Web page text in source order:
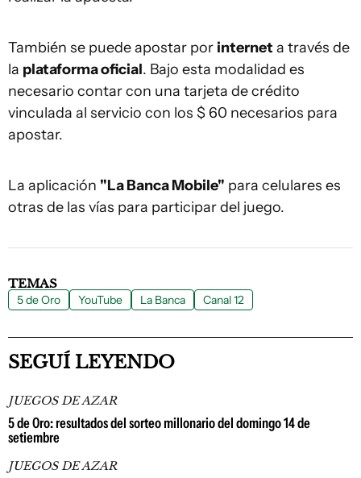
También se puede apostar por internet a través de
la plataforma oficial. Bajo esta modalidad es
necesario contar con una tarjeta de crédito
vinculada al servicio con los $ 60 necesarios para
apostar.
La aplicación "La Banca Mobile" para celulares es
otras de las vías para participar del juego.
TEMAS
5 de Oro YouTube La Banca Canal 12
SEGUÍ LEYENDO
JUEGOS DE AZAR
5 de Oro: resultados del sorteo millonario del domingo 14 de
setiembre
JUEGOS DE AZAR